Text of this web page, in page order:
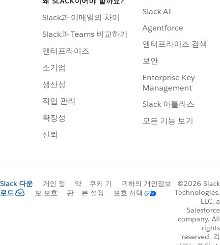
Slack과 이메일의 차이
Slack과 Teams 비교하기
엔터프라이즈
소기업
생산성
작업 관리
확장성
신뢰
Slack AI
Agentforce
엔터프라이즈 검색
보안
Enterprise Key
Management
Slack 아틀라스
모든 기능 보기
Slack 다운
로드
개인 정
보 보호
약
관
쿠키 기
본 설정
귀하의 개인정보
보호 선택
©2026 Slack
Technologies,
LLC, a
Salesforce
company. All
rights
reserved. 각